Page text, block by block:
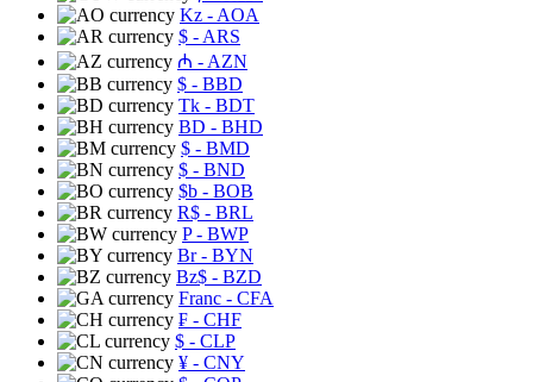
Kz - AOA
$ - ARS
₼ - AZN
$ - BBD
Tk - BDT
BD - BHD
$ - BMD
$ - BND
$b - BOB
R$ - BRL
P- BWP
Br- BYN
Bz$ - BZD
Franc - CFA
₣ - CHF
$ - CLP
¥ - CNY